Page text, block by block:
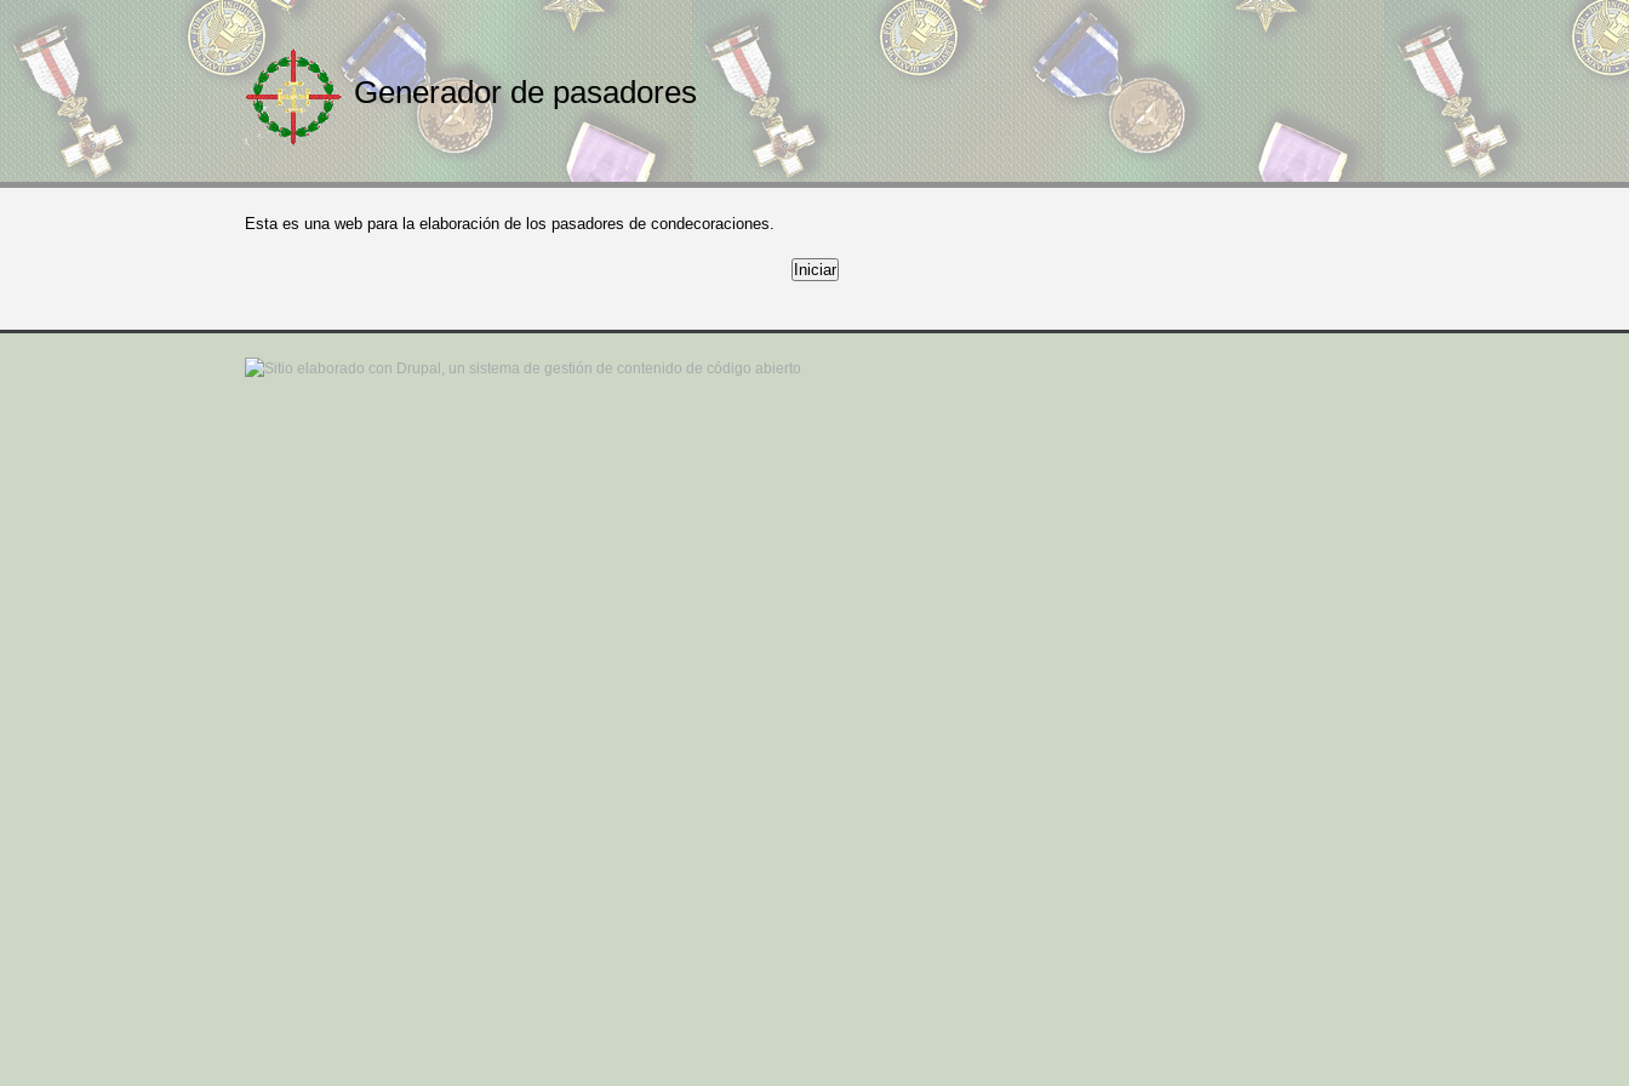
Generador de pasadores
Esta es una web para la elaboración de los pasadores de condecoraciones.